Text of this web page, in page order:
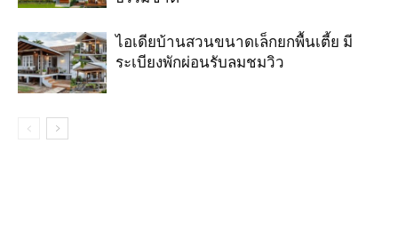
ไอเดียบ้านสวนขนาดเล็กยกพื้นเตี้ย มี
ระเบียงพักผ่อนรับลมชมวิว